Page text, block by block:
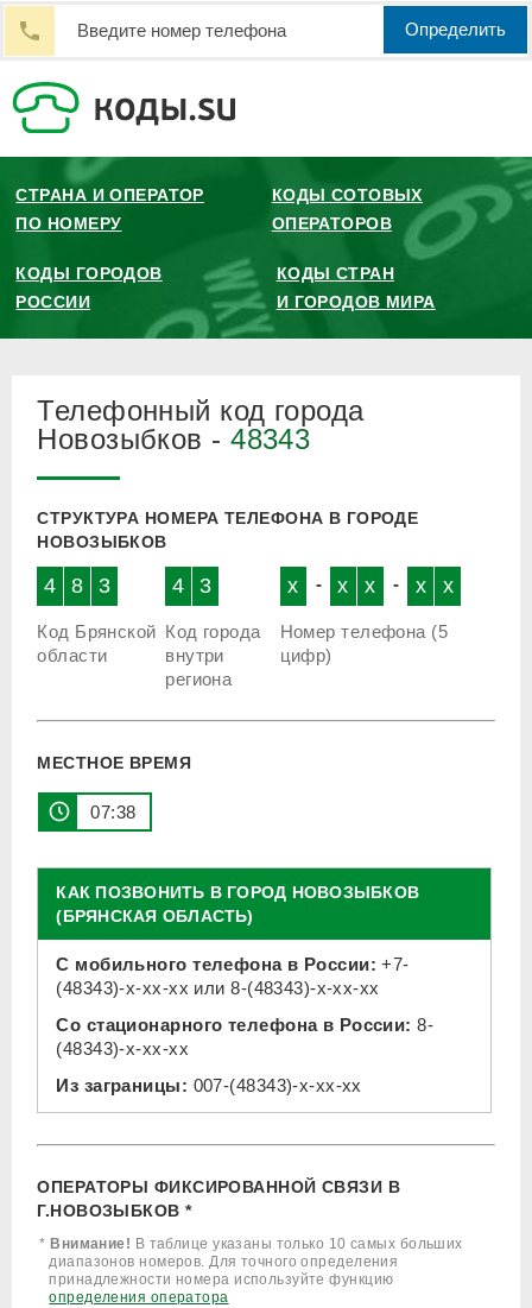
Определить
СТРАНА И ОПЕРАТОР
ПО НОМЕРУ
КОДЫ СОТОВЫХ
ОПЕРАТОРОВ
КОДЫ ГОРОДОВ
РОССИИ
КОДЫ СТРАН
И ГОРОДОВ МИРА
Телефонный код города
Новозыбков -48343
СТРУКТУРА НОМЕРА ТЕЛЕФОНА В ГОРОДЕ
НОВОЗЫБКОВ
4 8 3
Код Брянской
области
4 3
Код города
внутри
региона
x - x x - x x
Номер телефона (5
цифр)
МЕСТНОЕ ВРЕМЯ
07 38
КАК ПОЗВОНИТЬ В ГОРОД НОВОЗЫБКОВ
(БРЯНСКАЯ ОБЛАСТЬ)
С мобильного телефона в России: +7-
(48343)-x-xx-xx или8-(48343)-x-xx-xx
Со стационарного телефона в России: 8-
(48343)-x-xx-xx
Из заграницы: 007-(48343)-x-xx-xx
ОПЕРАТОРЫ ФИКСИРОВАННОЙ СВЯЗИ В
Г.НОВОЗЫБКОВ *
* Внимание! В таблице указаны только 10 самых больших
диапазонов номеров. Для точного определения
принадлежности номера используйте функцию
определения оператора